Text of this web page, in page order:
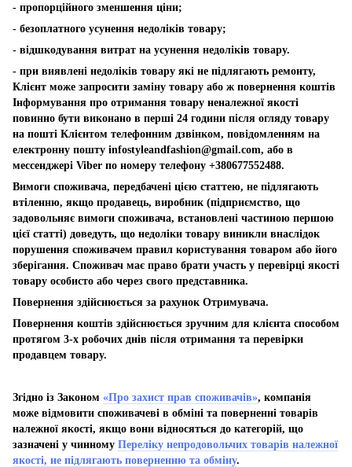
- пропорційного зменшення ціни;
- безоплатного усунення недоліків товару;
- відшкодування витрат на усунення недоліків товару.
- при виявлені недоліків товару які не підлягають ремонту,
Клієнт може запросити заміну товару або ж повернення коштів
Інформування про отримання товару неналежної якості
повинно бути виконано в перші 24 години після огляду товару
на пошті Клієнтом телефонним дзвінком, повідомленням на
електронну пошту infostyleandfashion@gmail.com, або в
мессенджері Viber по номеру телефону +380677552488.
Вимоги споживача, передбачені цією статтею, не підлягають
втіленню, якщо продавець, виробник (підприємство, що
задовольняє вимоги споживача, встановлені частиною першою
цієї статті) доведуть, що недоліки товару виникли внаслідок
порушення споживачем правил користування товаром або його
зберігання. Споживач має право брати участь у перевірці якості
товару особисто або через свого представника.
Повернення здійснюється за рахунок Отримувача.
Повернення коштів здійснюється зручним для клієнта способом
протягом 3-х робочих днів після отримання та перевірки
продавцем товару.
Згідно із Законом «Про захист прав споживачів», компанія
може відмовити споживачеві в обміні та поверненні товарів
належної якості, якщо вони відносяться до категорій, що
зазначені у чинному Переліку непродовольчих товарів належної
якості, не підлягають поверненню та обміну.